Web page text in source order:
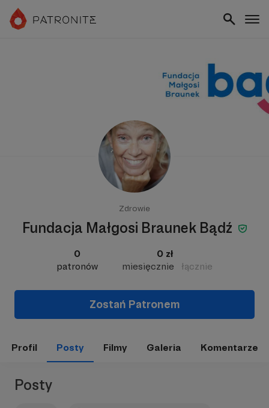
Zdrowie
Fundacja Małgosi Braunek Bądź
0
patronów
0 zł
miesięcznie
łącznie
Zostań Patronem
Profil Posty Filmy Galeria Komentarze
Posty